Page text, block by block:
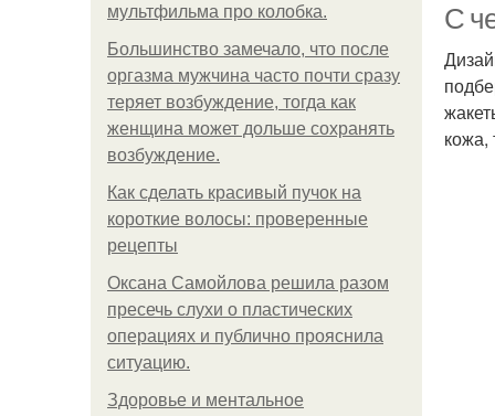
мультфильма про колобка.
Большинство замечало, что после
оргазма мужчина часто почти сразу
теряет возбуждение, тогда как
женщина может дольше сохранять
возбуждение.
Как сделать красивый пучок на
короткие волосы: проверенные
рецепты
Оксана Самойлова решила разом
пресечь слухи о пластических
операциях и публично прояснила
ситуацию.
Здоровье и ментальное
С
кожа,